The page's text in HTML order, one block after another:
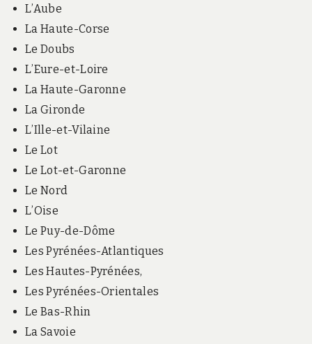
L’Aube
La Haute-Corse
Le Doubs
L’Eure-et-Loire
La Haute-Garonne
La Gironde
L’Ille-et-Vilaine
Le Lot
Le Lot-et-Garonne
Le Nord
L’Oise
Le Puy-de-Dôme
Les Pyrénées-Atlantiques
Les Hautes-Pyrénées,
Les Pyrénées-Orientales
Le Bas-Rhin
La Savoie